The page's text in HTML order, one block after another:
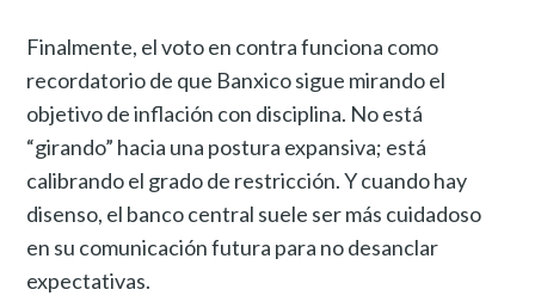
Finalmente, el voto en contra funciona como
recordatorio de que Banxico sigue mirando el
objetivo de inflación con disciplina. No está
“girando” hacia una postura expansiva; está
calibrando el grado de restricción. Y cuando hay
disenso, el banco central suele ser más cuidadoso
en su comunicación futura para no desanclar
expectativas.